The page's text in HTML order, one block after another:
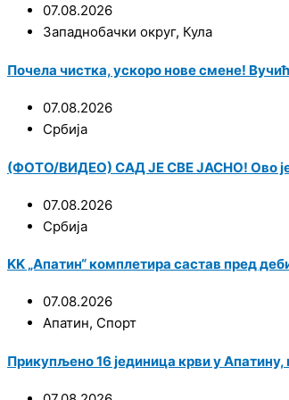
07.08.2026
Западнобачки округ, Кула
Почела чистка, ускоро нове смене!
07.08.2026
Србија
(ФОТО/ВИДЕО) САД ЈЕ СВЕ ЈАСНО! Ово је
07.08.2026
Србија
KK „Апатин“ комплетира састав пред
07.08.2026
Апатин, Спорт
Прикупљено 16 јединица крви у